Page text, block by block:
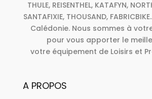
THULE, REISENTHEL, KATAFYN,
SANTAFIXIE, THOUSAND,
Calédonie. Nous sommes à
pour vous apporter le
votre équipement de Loisirs et
A PROPOS